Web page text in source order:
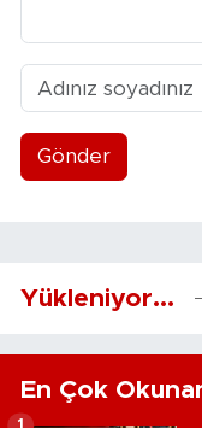
Gönder
Yükleniyor...
En Çok
1